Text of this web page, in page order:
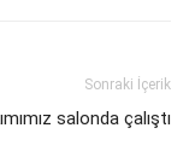
Sonraki İçerik
salonda çalıştı